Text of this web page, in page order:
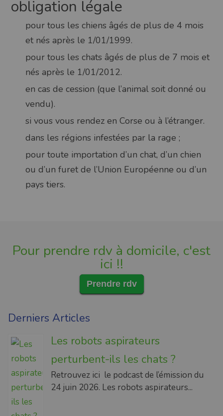
obligation légale
pour tous les chiens âgés de plus de 4 mois
et nés après le 1/01/1999.
pour tous les chats âgés de plus de 7 mois et
nés après le 1/01/2012.
en cas de cession (que l’animal soit donné ou
vendu).
si vous vous rendez en Corse ou à l’étranger.
dans les régions infestées par la rage ;
pour toute importation d’un chat, d’un chien
ou d’un furet de l’Union Européenne ou d’un
pays tiers.
Pour prendre rdv à domicile, c'est
ici !!
Prendre rdv
Derniers Articles
Les robots aspirateurs
perturbent-ils les chats ?
Retrouvez ici le podcast de l’émission du
24 juin 2026. Les robots aspirateurs...